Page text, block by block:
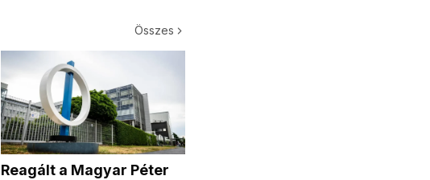
Összes
Reagált a Magyar Péter